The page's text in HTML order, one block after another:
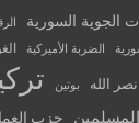
الجوية السورية
الضربة الأميركية
الله بوتين
حزب